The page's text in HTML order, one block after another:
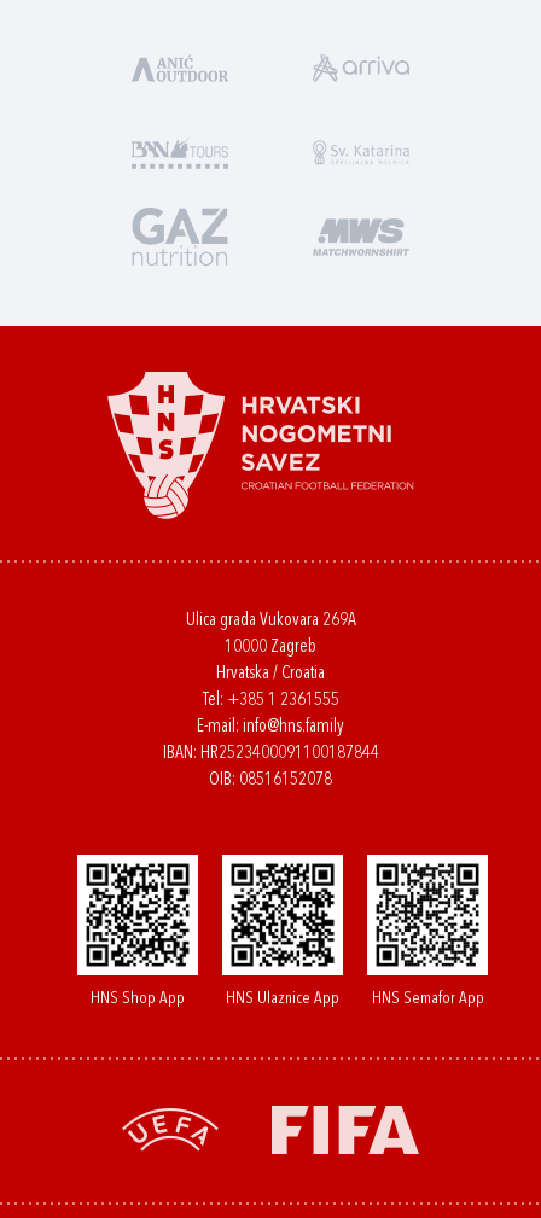
Ulica grada Vukovara 269A
10000 Zagreb
Hrvatska / Croatia
Tel: +385 1 2361555
E-mail: info@hns.family
IBAN: HR2523400091100187844
OIB: 08516152078
HNS Shop App HNS Ulaznice App HNS Semafor App